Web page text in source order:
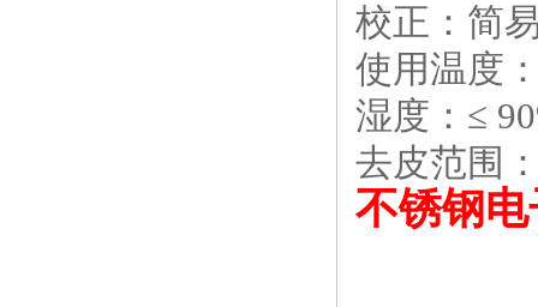
校正：简
使用温度
湿度：≤
去皮范围
不锈钢